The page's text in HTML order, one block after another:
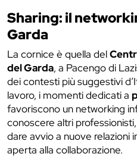
Sharing: il
Garda
La cornice è quella del
del Garda, a Pacengo di
dei contesti più suggestivi
lavoro, i momenti dedicati a
favoriscono un networking
conoscere altri
dare avvio a nuove relazioni
aperta alla collaborazione.